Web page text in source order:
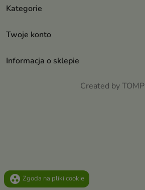
Kategorie
Twoje konto
Informacja o sklepie
Created by TOMP
group_work Zgoda na pliki cookie